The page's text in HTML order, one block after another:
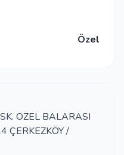
Özel
OZEL BALARASI
ÇERKEZKÖY /